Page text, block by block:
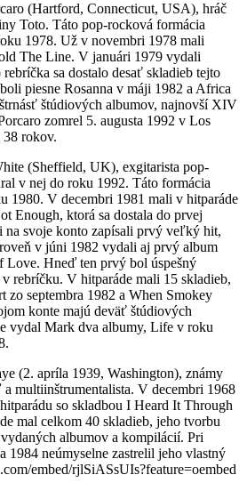
(Hartford, Connecticut, USA), hráč
Toto. Táto pop-rocková formácia
1978. Už v novembri 1978 mali
The Line. V januári 1979 vydali
sa dostalo desať skladieb tejto
piesne Rosanna v máji 1982 a Africa
štúdiových albumov, najnovší XIV
zomrel 5. augusta 1992 v Los
rokov.
(Sheffield, UK), exgitarista pop-
v nej do roku 1992. Táto formácia
1980. V decembri 1981 mali v hitparáde
Enough, ktorá sa dostala do prvej
na svoje konto zapísali prvý veľký hit,
v júni 1982 vydali aj prvý album
Love. Hneď ten prvý bol úspešný
v rebríčku. V hitparáde mali 15 skladieb,
septembra 1982 a When Smokey
konte majú deväť štúdiových
vydal Mark dva albumy, Life v roku
(2. apríla 1939, Washington), známy
multiinštrumentalista. V decembri 1968
so skladbou I Heard It Through
mal celkom 40 skladieb, jeho tvorbu
albumov a kompilácií. Pri
1984 neúmyselne zastrelil jeho vlastný
embed/rjlSiASsUIs?feature=oembed